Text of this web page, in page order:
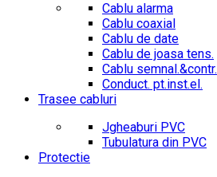
Cablu alarma
Cablu coaxial
Cablu de date
Cablu de joasa tens.
Cablu semnal.&contr.
Conduct. pt.inst.el.
Trasee cabluri
Jgheaburi PVC
Tubulatura din PVC
Protectie